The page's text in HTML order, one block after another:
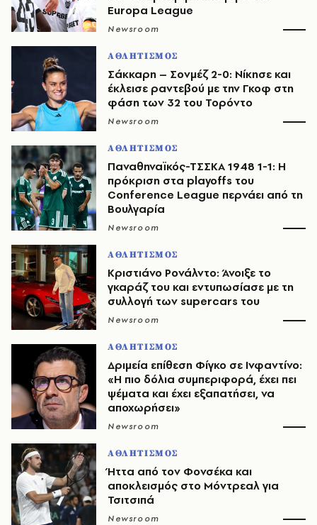
Europa League
Newsroom
ΑΘΛΗΤΙΣΜΟΣ
Σάκκαρη – Σονμέζ 2-0: Νίκησε και
έκλεισε ραντεβού με την Γκοφ στη
φάση των 32 του Τορόντο
Newsroom
ΑΘΛΗΤΙΣΜΟΣ
Παναθηναϊκός-ΤΣΣΚΑ 1948 1-1: Η
πρόκριση στα playoffs του
Conference League περνάει από τη
Βουλγαρία
Newsroom
ΑΘΛΗΤΙΣΜΟΣ
Κριστιάνο Ρονάλντο: Άνοιξε το
γκαράζ του και εντυπωσίασε με τη
συλλογή των supercars του
Newsroom
ΑΘΛΗΤΙΣΜΟΣ
Δριμεία επίθεση Φίγκο σε Ινφαντίνο:
«Η πιο δόλια συμπεριφορά, έχει πει
ψέματα και έχει εξαπατήσει, να
αποχωρήσει»
Newsroom
ΑΘΛΗΤΙΣΜΟΣ
Ήττα από τον Φονσέκα και
αποκλεισμός στο Μόντρεαλ για
Τσιτσιπά
Newsroom